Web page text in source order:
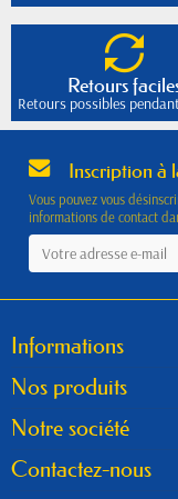
Retours
Retours possibles
Inscription à
Vous pouvez vous
informations de contact
Informations
Nos produits
Notre société
Contactez-nous